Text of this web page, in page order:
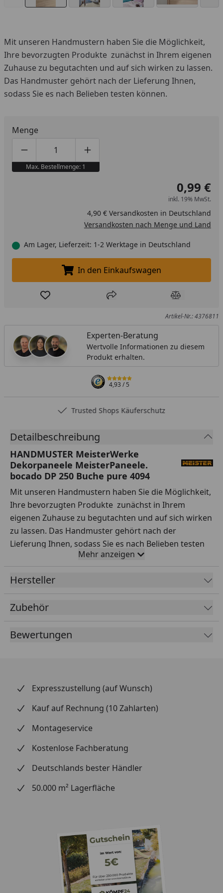
Mit unseren Handmustern haben Sie die Möglichkeit,
Ihre bevorzugten Produkte zunächst in Ihrem eigenen
Zuhause zu begutachten und auf sich wirken zu lassen.
Das Handmuster gehört nach der Lieferung Ihnen,
sodass Sie es nach Belieben testen können.
Menge
Produktmenge um eins verringern
Produktmenge manuell eingeben
Produktmenge um eins erhöhen
Max. Bestellmenge: 1
0,99 €
inkl. 19% MwSt.
4,90 € Versandkosten in Deutschland
Versandkosten nach Menge und Land
Am Lager, Lieferzeit: 1-2 Werktage in Deutschland
In den Einkaufswagen legen
In den Einkaufswagen
Produkt zur Wunschliste hinzufügen
Teilen Produkt
Artikel-Nr.: 4376811
Experten-Beratung
Wertvolle Informationen zu diesem
Produkt erhalten.
4,93/ 5
Trusted Shops Käuferschutz
Detailbeschreibung
HANDMUSTER MeisterWerke
Dekorpaneele MeisterPaneele.
bocado DP 250 Buche pure 4094
Mit unseren Handmustern haben Sie die Möglichkeit,
Ihre bevorzugten Produkte zunächst in Ihrem
eigenen Zuhause zu begutachten und auf sich wirken
zu lassen. Das Handmuster gehört nach der
Lieferung Ihnen, sodass Sie es nach Belieben testen
Ihre Vorteile auf einen Blick:
verschiedener Sortimente, Hersteller, Preisklassen
und Qualitäten ausgiebig.
Praxisnahe Tests:
Simulieren Sie den Alltag – wie
Sie ruhig mal einen Hammer fallen oder stellen Sie
dann hin. Beobachten Sie, ob sich der Stuhl in den
Schuhen, scharfe Kratzer – testen Sie, wie robust
Wand – vertikal und horizontal, um die
Esstisch oder Bett? Welche Terrassendiele passt zu
Ihren Gartenmöbeln und Pflanzkästen?
Einfache Reinigung: Prüfen Sie, wie leicht sich das
Muster reinigen lässt und ob Speisereste oder
Schmutz leicht zu entfernen sind.
Mehr anzeigen
Hersteller
Zubehör
Bewertungen
Expresszustellung (auf Wunsch)
Kauf auf Rechnung (10 Zahlarten)
Montageservice
Kostenlose Fachberatung
Deutschlands bester Händler
50.000 m² Lagerfläche